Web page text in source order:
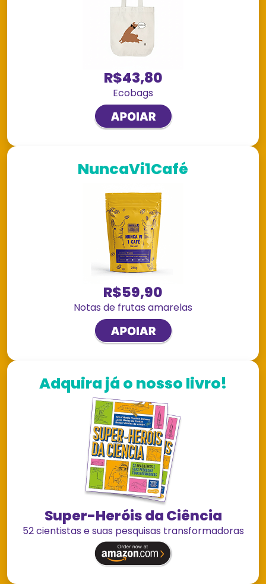
R$43,80
Ecobags
NuncaVi1Café
R$59,90
Notas de frutas amarelas
Adquira já o nosso livro!
Super-Heróis da Ciência
52 cientistas e suas pesquisas transformadoras